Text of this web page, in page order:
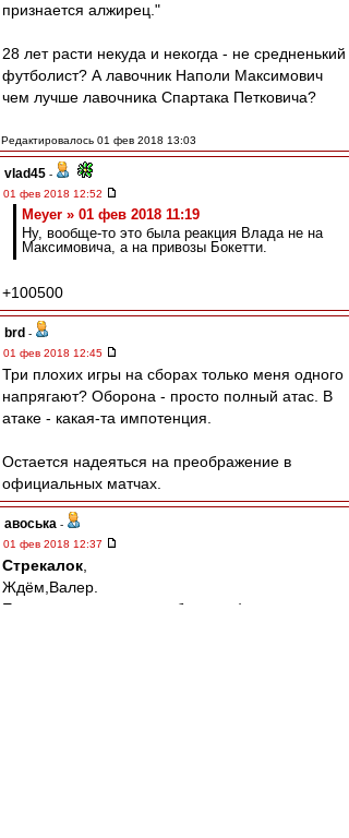
признается алжирец."
28 лет расти некуда и некогда - не средненький
футболист? А лавочник Наполи Максимович
чем лучше лавочника Спартака Петковича?
Редактировалось 01 фев 2018 13:03
vlad45 -
01 фев 2018 12:52
Meyer » 01 фев 2018 11:19
Ну, вообще-то это была реакция Влада не на
Максимовича, а на привозы Бокетти.
+100500
brd -
01 фев 2018 12:45
Три плохих игры на сборах только меня одного
напрягают? Оборона - просто полный атас. В
атаке - какая-та импотенция.
Остается надеяться на преображение в
официальных матчах.
авоська -
01 фев 2018 12:37
Стрекалок
Ждём,Валер.
Если окажется столпом буду рад)